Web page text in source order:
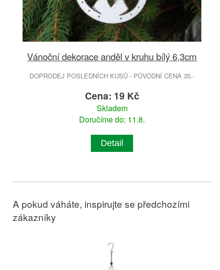
Vánoční dekorace anděl v kruhu bílý 6,3cm
DOPRODEJ POSLEDNÍCH KUSŮ - PŮVODNÍ CENA 35.-
Cena: 19 Kč
Skladem
Doručíme do: 11.8.
Detail
A pokud váháte, inspirujte se předchozími
zákazníky